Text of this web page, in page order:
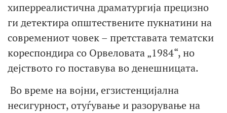
хиперреалистична драматургија прецизно
ги детектира општествените пукнатини на
современиот човек – претставата тематски
кореспондира со Орвеловата „1984“, но
дејството го поставува во денешницата.
Во време на војни, егзистенцијална
несигурност, отуѓување и разорување на